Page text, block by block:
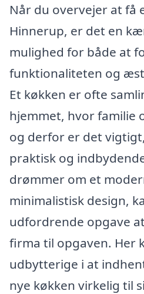
Når du overvejer at få
Hinnerup, er det en
mulighed for både at
funktionaliteten og
Et køkken er ofte
hjemmet, hvor familie
og derfor er det
praktisk og
drømmer om et
minimalistisk design,
udfordrende opgave
firma til opgaven. Her
udbytterige i at
nye køkken virkelig til